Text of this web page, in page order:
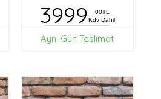
3999
,00TL
Kdv Dahil
Aynı Gün Teslimat